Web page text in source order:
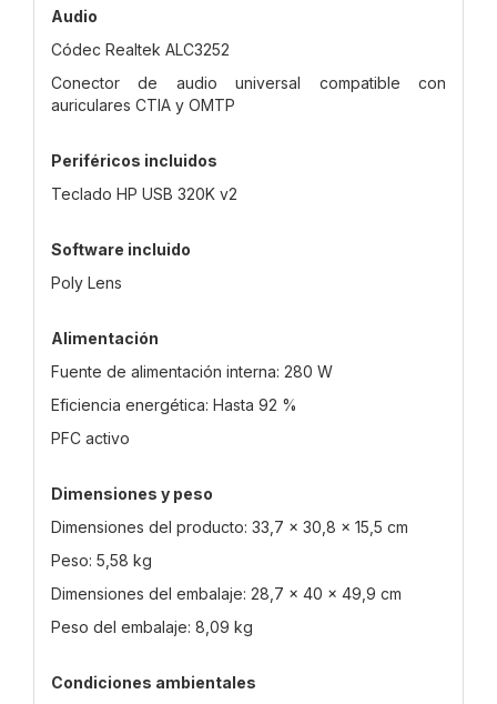
Audio
Códec Realtek ALC3252
Conector de audio universal compatible con
auriculares CTIA y OMTP
Periféricos incluidos
Teclado HP USB 320K v2
Software incluido
Poly Lens
Alimentación
Fuente de alimentación interna: 280 W
Eficiencia energética: Hasta 92 %
PFC activo
Dimensiones y peso
Dimensiones del producto: 33,7 × 30,8 × 15,5 cm
Peso: 5,58 kg
Dimensiones del embalaje: 28,7 × 40 × 49,9 cm
Peso del embalaje: 8,09 kg
Condiciones ambientales